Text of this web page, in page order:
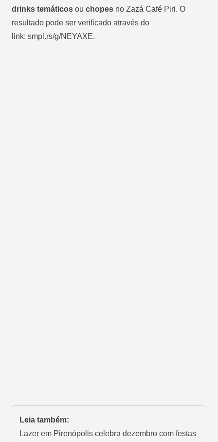
drinks temáticos ou chopes no Zazá Café Piri. O
resultado pode ser verificado através do
link: smpl.rs/g/NEYAXE.
Leia também:
Lazer em Pirenópolis celebra dezembro com festas